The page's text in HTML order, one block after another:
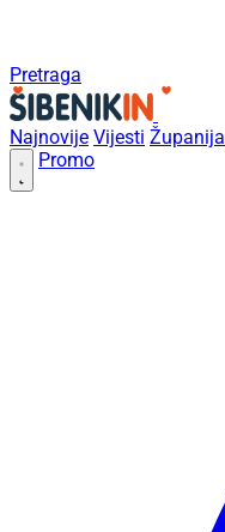
Pretraga
Najnovije Vijesti Županija
Promo